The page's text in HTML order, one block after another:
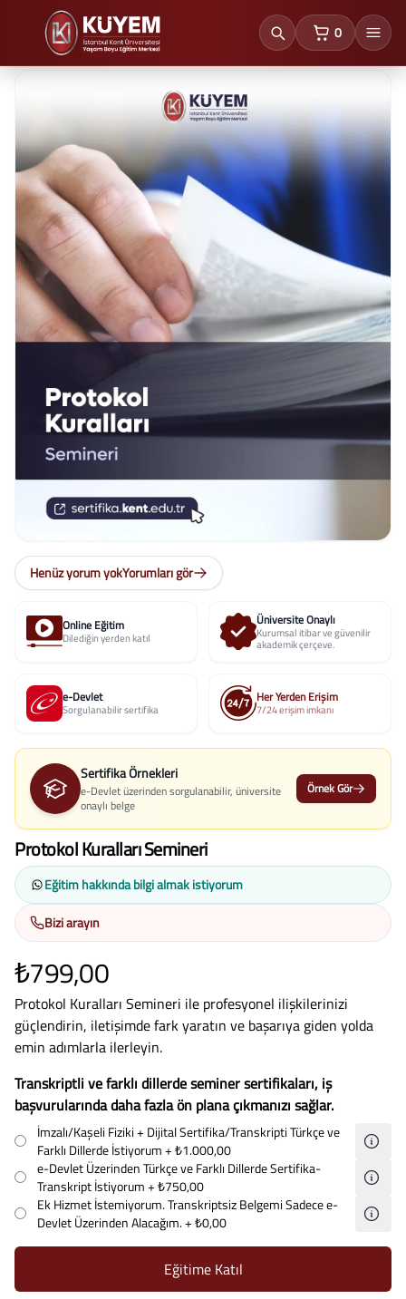
0
sepetteki
Henüz yorum yokYorumları gör
Online Eğitim
Dilediğin yerden katıl
Üniversite Onaylı
Kurumsal itibar ve güvenilir
akademik çerçeve.
e-Devlet
Sorgulanabilir sertifika
Her Yerden Erişim
7/24 erişim imkanı
Sertifika Örnekleri
e-Devlet üzerinden sorgulanabilir, üniversite
onaylı belge
Örnek Gör
Protokol Kuralları Semineri
Eğitim hakkında bilgi almak istiyorum
Bizi arayın
₺799,00
Protokol Kuralları Semineri ile profesyonel ilişkilerinizi
güçlendirin, iletişimde fark yaratın ve başarıya giden yolda
emin adımlarla ilerleyin.
Transkriptli ve farklı dillerde seminer sertifikaları, iş
başvurularında daha fazla ön plana çıkmanızı sağlar.
İmzalı/Kaşeli Fiziki + Dijital Sertifika/Transkripti Türkçe ve
Farklı Dillerde İstiyorum+ ₺1.000,00
e-Devlet Üzerinden Türkçe ve Farklı Dillerde Sertifika-
Transkript İstiyorum+ ₺750,00
Ek Hizmet İstemiyorum. Transkriptsiz Belgemi Sadece e-
Devlet Üzerinden Alacağım.+ ₺0,00
Eğitime Katıl